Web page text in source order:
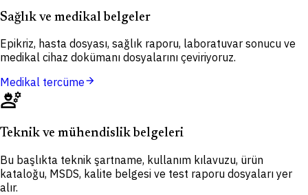
Sağlık ve medikal belgeler
Epikriz, hasta dosyası, sağlık raporu, laboratuvar sonucu ve
medikal cihaz dokümanı dosyalarını çeviriyoruz.
Medikal tercümearrow_forward
engineering
Teknik ve mühendislik belgeleri
Bu başlıkta teknik şartname, kullanım kılavuzu, ürün
kataloğu, MSDS, kalite belgesi ve test raporu dosyaları yer
alır.